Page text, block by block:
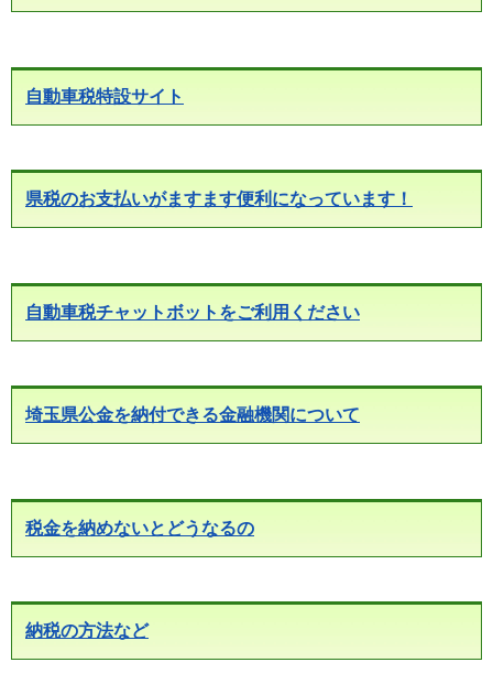
自動車税特設サイト
県税のお支払いがますます便利になっています！
自動車税チャットボットをご利用ください
埼玉県公金を納付できる金融機関について
税金を納めないとどうなるの
納税の方法など